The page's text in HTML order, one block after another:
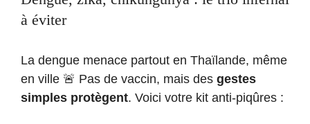
à éviter
La dengue menace partout en Thaïlande, même
en ville 🚨 Pas de vaccin, mais des gestes
simples protègent. Voici votre kit anti-piqûres :